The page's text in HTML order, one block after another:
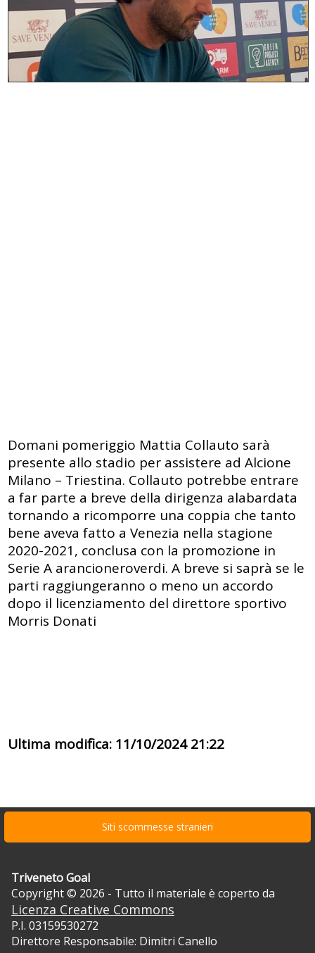
Domani pomeriggio Mattia Collauto sarà
presente allo stadio per assistere ad Alcione
Milano – Triestina. Collauto potrebbe entrare
a far parte a breve della dirigenza alabardata
tornando a ricomporre una coppia che tanto
bene aveva fatto a Venezia nella stagione
2020-2021, conclusa con la promozione in
Serie A arancioneroverdi. A breve si saprà se le
parti raggiungeranno o meno un accordo
dopo il licenziamento del direttore sportivo
Morris Donati
Ultima modifica: 11/10/2024 21:22
Siti scommesse stranieri
Triveneto Goal
Copyright © 2026 - Tutto il materiale è coperto da
Licenza Creative Commons
P.I. 03159530272
Direttore Responsabile: Dimitri Canello